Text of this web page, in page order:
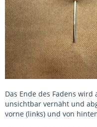
Das Ende des Fadens
unsichtbar vernäht und
vorne (links) und von